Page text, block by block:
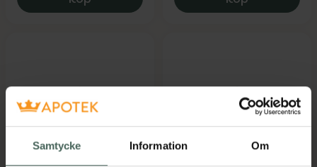
Samtycke Information Om